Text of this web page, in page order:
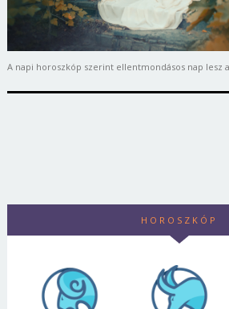
A napi horoszkóp szerint ellentmondásos nap lesz
HOROSZKÓP